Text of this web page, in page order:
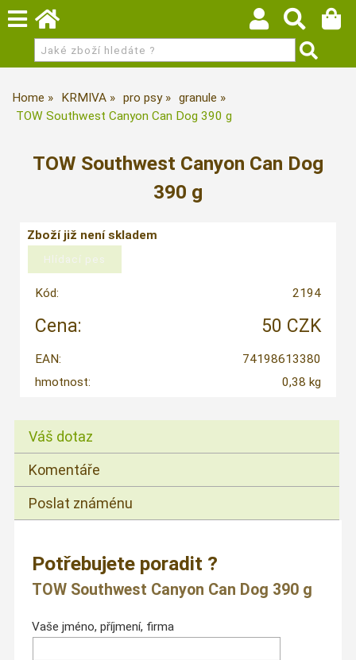
Home KRMIVA pro psy
granule
TOW Southwest Canyon Can Dog 390 g
TOW Southwest Canyon Can Dog
390 g
Zboží již není skladem
Kód: 2194
Cena: 50 CZK
EAN:
74198613380
hmotnost:
0,38 kg
Váš dotaz
Komentáře
Poslat známénu
Potřebujete poradit ?
TOW Southwest Canyon Can Dog 390 g
Vaše jméno, příjmení, firma